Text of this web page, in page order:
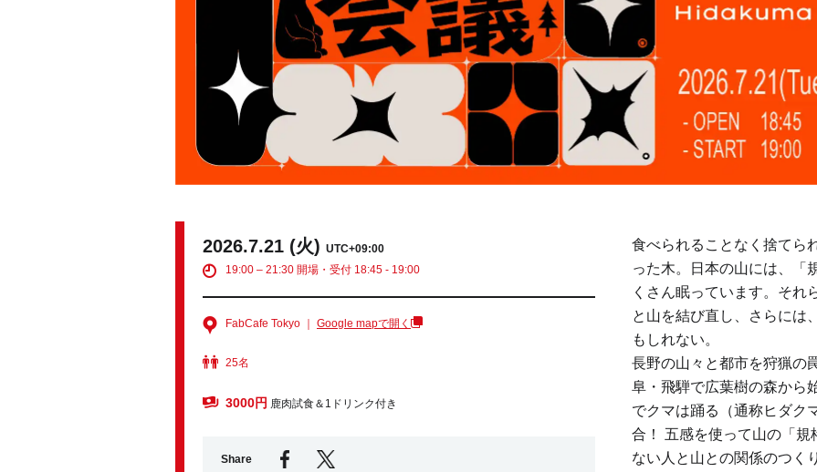
食べられることなく捨てら
った木。日本の山には、「
くさん眠っています。それ
と山を結び直し、さらには
もしれない。
長野の山々と都市を狩猟の
阜・飛騨で広葉樹の森から
でクマは踊る（通称ヒダク
合！ 五感を使って山の「規
ない人と山との関係のつく
2026.7.21 (火) UTC+09:00
19:00 – 21:30 開場・受付 18:45 - 19:00
FabCafe Tokyo ｜ Google mapで開く
25名
3000円 鹿肉試食＆1ドリンク付き
Share